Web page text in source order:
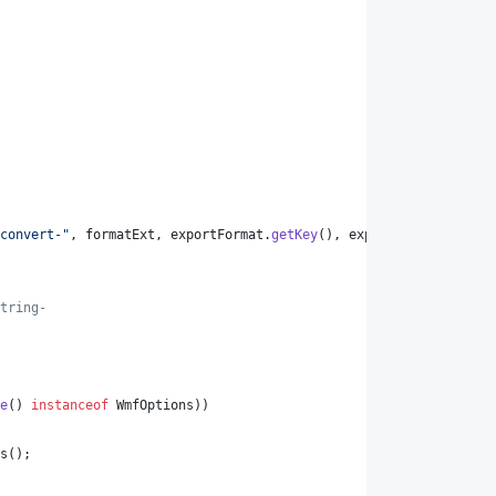
" , formatExt , exportFormat .getKey(), exportFormat
() instanceof WmfOptions ))
();